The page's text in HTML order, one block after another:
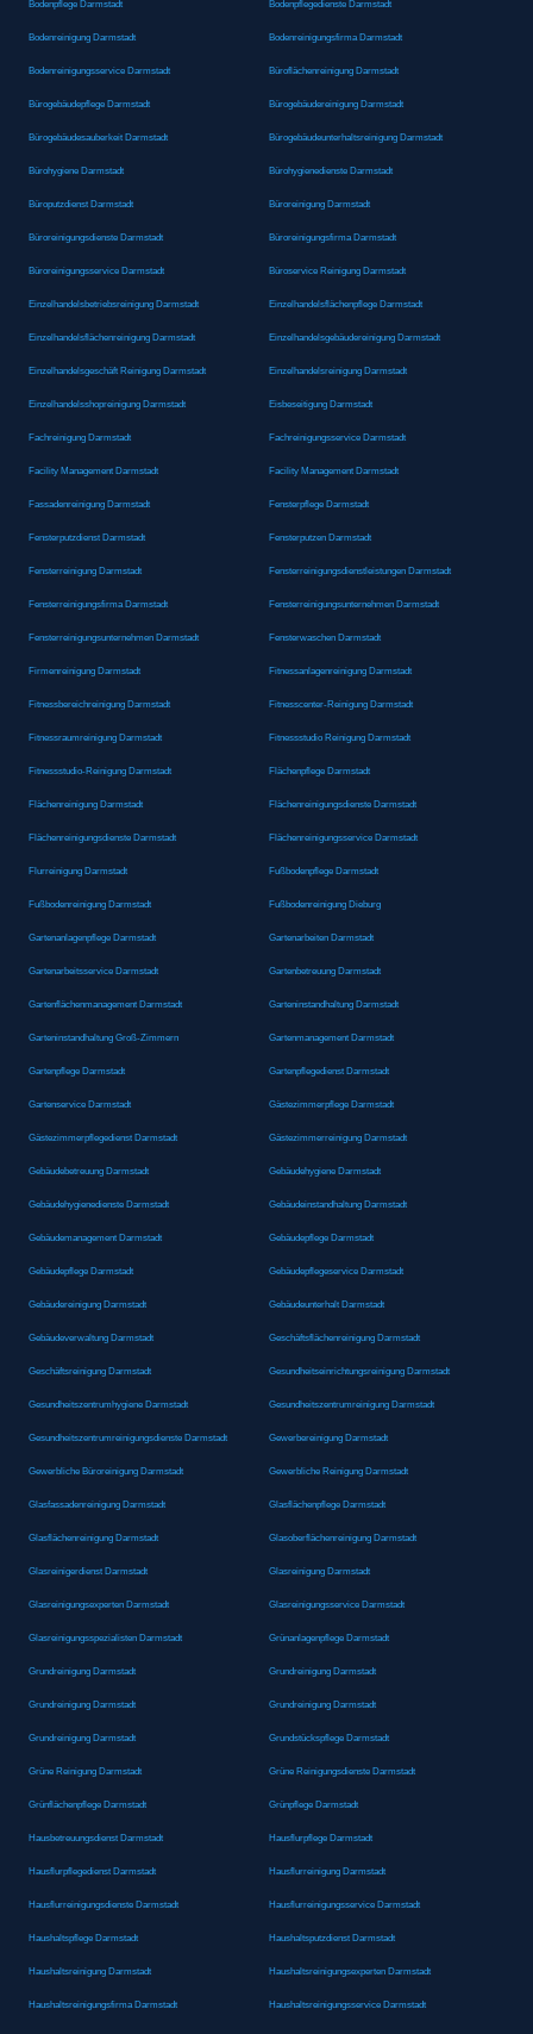
Bodenpflege Darmstadt Bodenpflegedienste Darmstadt
Bodenreinigung Darmstadt Bodenreinigungsfirma Darmstadt
Bodenreinigungsservice Darmstadt Büroflächenreinigung Darmstadt
Bürogebäudepflege Darmstadt Bürogebäudereinigung Darmstadt
Bürogebäudesauberkeit Darmstadt Bürogebäudeunterhaltsreinigung Darmstadt
Bürohygiene Darmstadt Bürohygienedienste Darmstadt
Büroputzdienst Darmstadt Büroreinigung Darmstadt
Büroreinigungsdienste Darmstadt Büroreinigungsfirma Darmstadt
Büroreinigungsservice Darmstadt Büroservice Reinigung Darmstadt
Einzelhandelsbetriebsreinigung Darmstadt Einzelhandelsflächenpflege Darmstadt
Einzelhandelsflächenreinigung Darmstadt Einzelhandelsgebäudereinigung Darmstadt
Einzelhandelsgeschäft Reinigung Darmstadt Einzelhandelsreinigung Darmstadt
Einzelhandelsshopreinigung Darmstadt Eisbeseitigung Darmstadt
Fachreinigung Darmstadt Fachreinigungsservice Darmstadt
Facility Management Darmstadt Facility Management Darmstadt
Fassadenreinigung Darmstadt Fensterpflege Darmstadt
Fensterputzdienst Darmstadt Fensterputzen Darmstadt
Fensterreinigung Darmstadt Fensterreinigungsdienstleistungen Darmstadt
Fensterreinigungsfirma Darmstadt Fensterreinigungsunternehmen Darmstadt
Fensterreinigungsunternehmen Darmstadt Fensterwaschen Darmstadt
Firmenreinigung Darmstadt Fitnessanlagenreinigung Darmstadt
Fitnessbereichreinigung Darmstadt Fitnesscenter-Reinigung Darmstadt
Fitnessraumreinigung Darmstadt Fitnessstudio Reinigung Darmstadt
Fitnessstudio-Reinigung Darmstadt Flächenpflege Darmstadt
Flächenreinigung Darmstadt Flächenreinigungsdienste Darmstadt
Flächenreinigungsdienste Darmstadt Flächenreinigungsservice Darmstadt
Flurreinigung Darmstadt Fußbodenpflege Darmstadt
Fußbodenreinigung Darmstadt Fußbodenreinigung Dieburg
Gartenanlagenpflege Darmstadt Gartenarbeiten Darmstadt
Gartenarbeitsservice Darmstadt Gartenbetreuung Darmstadt
Gartenflächenmanagement Darmstadt Garteninstandhaltung Darmstadt
Garteninstandhaltung Groß-Zimmern Gartenmanagement Darmstadt
Gartenpflege Darmstadt Gartenpflegedienst Darmstadt
Gartenservice Darmstadt Gästezimmerpflege Darmstadt
Gästezimmerpflegedienst Darmstadt Gästezimmerreinigung Darmstadt
Gebäudebetreuung Darmstadt Gebäudehygiene Darmstadt
Gebäudehygienedienste Darmstadt Gebäudeinstandhaltung Darmstadt
Gebäudemanagement Darmstadt Gebäudepflege Darmstadt
Gebäudepflege Darmstadt Gebäudepflegeservice Darmstadt
Gebäudereinigung Darmstadt Gebäudeunterhalt Darmstadt
Gebäudeverwaltung Darmstadt Geschäftsflächenreinigung Darmstadt
Geschäftsreinigung Darmstadt Gesundheitseinrichtungsreinigung Darmstadt
Gesundheitszentrumhygiene Darmstadt Gesundheitszentrumreinigung Darmstadt
Gesundheitszentrumreinigungsdienste Darmstadt Gewerbereinigung Darmstadt
Gewerbliche Büroreinigung Darmstadt Gewerbliche Reinigung Darmstadt
Glasfassadenreinigung Darmstadt Glasflächenpflege Darmstadt
Glasflächenreinigung Darmstadt Glasoberflächenreinigung Darmstadt
Glasreinigerdienst Darmstadt Glasreinigung Darmstadt
Glasreinigungsexperten Darmstadt Glasreinigungsservice Darmstadt
Glasreinigungsspezialisten Darmstadt Grünanlagenpflege Darmstadt
Grundreinigung Darmstadt Grundreinigung Darmstadt
Grundreinigung Darmstadt Grundreinigung Darmstadt
Grundreinigung Darmstadt Grundstückspflege Darmstadt
Grüne Reinigung Darmstadt Grüne Reinigungsdienste Darmstadt
Grünflächenpflege Darmstadt Grünpflege Darmstadt
Hausbetreuungsdienst Darmstadt Hausflurpflege Darmstadt
Hausflurpflegedienst Darmstadt Hausflurreinigung Darmstadt
Hausflurreinigungsdienste Darmstadt Hausflurreinigungsservice Darmstadt
Haushaltspflege Darmstadt Haushaltsputzdienst Darmstadt
Haushaltsreinigung Darmstadt Haushaltsreinigungsexperten Darmstadt
Haushaltsreinigungsfirma Darmstadt Haushaltsreinigungsservice Darmstadt